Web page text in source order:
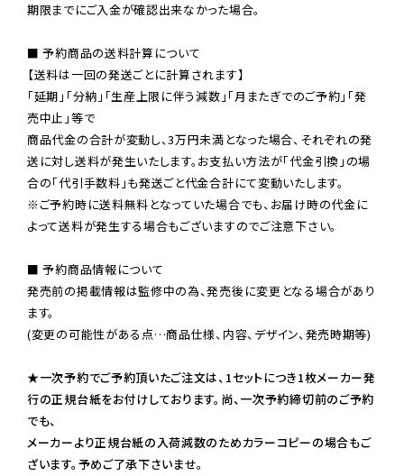
期限までにご入金が確認出来なかった場合。
■ 予約商品の送料計算について
【送料は一回の発送ごとに計算されます】
「延期」「分納」「生産上限に伴う減数」「月またぎでのご予約」「発
売中止」等で
商品代金の合計が変動し、3万円未満となった場合、それぞれの発
送に対し送料が発生いたします。お支払い方法が「代金引換」の場
※ご予約時に送料無料となっていた場合でも、お届け時の代金に
よって送料が発生する場合もございますのでご注意下さい。
■ 予約商品情報について
発売前の掲載情報は監修中の為、発売後に変更となる場合があり
ます。
(変更の可能性がある点…商品仕様、内容、デザイン、発売時期等)
★一次予約でご予約頂いたご注文は、1セットにつき1枚メーカー発
行の正規台紙をお付けしております。尚、一次予約締切前のご予約
でも、
メーカーより正規台紙の入荷減数のためカラーコピーの場合もご
ざいます。予めご了承下さいませ。